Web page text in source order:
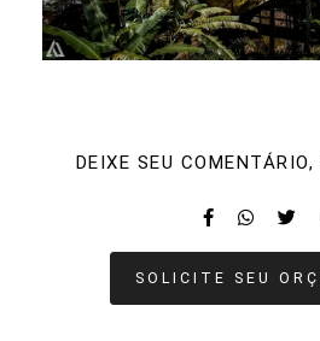
DEIXE SEU
SOLICITE SEU